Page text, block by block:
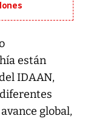
están
IDAAN,
global,